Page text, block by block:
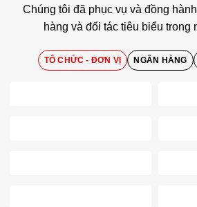
Chúng tôi đã phục vụ và đồng
hàng và đối tác tiêu biểu trong
TỔ CHỨC - ĐƠN VỊ NGÂN HÀNG